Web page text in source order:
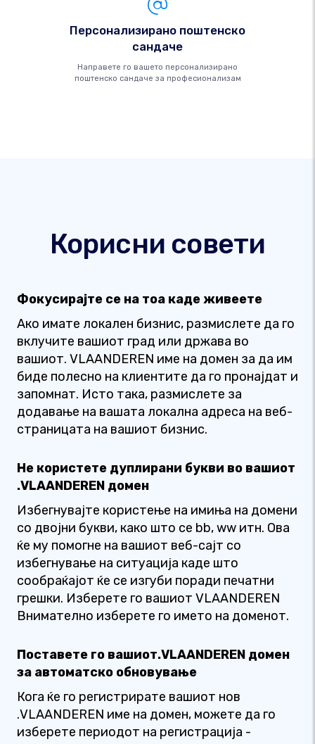
Персонализирано поштенско
сандаче
Направете го вашето персонализирано
поштенско сандаче за професионализам
Корисни совети
Фокусирајте се на тоа каде живеете
Ако имате локален бизнис, размислете да го
вклучите вашиот град или држава во
вашиот. VLAANDEREN име на домен за да им
биде полесно на клиентите да го пронајдат и
запомнат. Исто така, размислете за
додавање на вашата локална адреса на веб-
страницата на вашиот бизнис.
Не користете дуплирани букви во вашиот
.VLAANDEREN домен
Избегнувајте користење на имиња на домени
со двојни букви, како што се bb, ww итн. Ова
ќе му помогне на вашиот веб-сајт со
избегнување на ситуација каде што
сообраќајот ќе се изгуби поради печатни
грешки. Изберете го вашиот VLAANDEREN
Внимателно изберете го името на доменот.
Поставете го вашиот.VLAANDEREN домен
за автоматско обновување
Кога ќе го регистрирате вашиот нов
.VLAANDEREN име на домен, можете да го
изберете периодот на регистрација -